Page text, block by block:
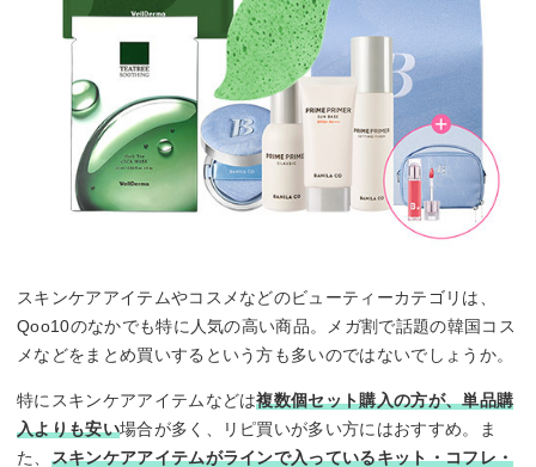
スキンケアアイテムやコスメなどのビューティーカテゴリは、
Qoo10のなかでも特に人気の高い商品。メガ割で話題の韓国コス
メなどをまとめ買いするという方も多いのではないでしょうか。
特にスキンケアアイテムなどは複数個セット購入の方が、単品購
入よりも安い場合が多く、リピ買いが多い方にはおすすめ。ま
た、 スキンケアアイテムがラインで入っているキット・コフレ・